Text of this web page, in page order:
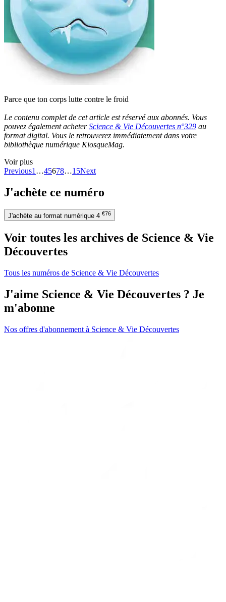
Parce que ton corps lutte contre le froid
Le contenu complet de cet article est réservé aux abonnés. Vous
pouvez également acheterScience & Vie Découvertes n°329 au
format digital. Vous le retrouverez immédiatement dans votre
bibliothèque numérique KiosqueMag.
Voir plus
Previous1 …45678…15Next
J'achète ce numéro
J'achète au format numérique 4 €76
Voir toutes les archives de Science & Vie
Découvertes
Tous les numéros de Science & Vie Découvertes
J'aime Science & Vie Découvertes ? Je
m'abonne
Nos offres d'abonnement à Science & Vie Découvertes